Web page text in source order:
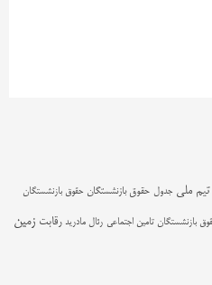
تیم ملی جدول حقوق بازنشستگان حقوق بازنشستگان
بازنشستگان تامین اجتماعی رئال مادرید رقابت زمین